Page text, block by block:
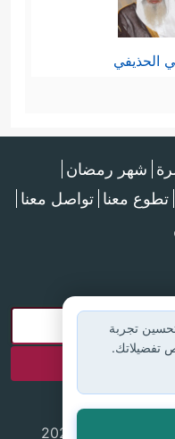
الحذيفي
شهر رمضان
تطوع معنا تواصل معنا
لاين © 2025
تجربة
تفضيلاتك.